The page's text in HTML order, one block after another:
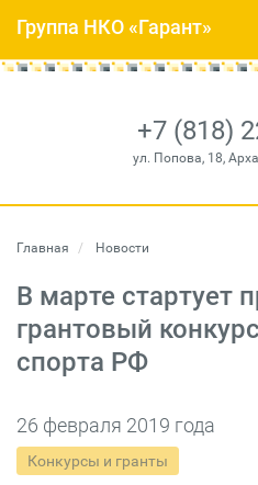
+7 (818)
ул. Попова, 18,
Группа НКО «Гарант»
Главная Новости
В марте стартует
грантовый
спорта РФ
26 февраля 2019 года
Конкурсы и гранты